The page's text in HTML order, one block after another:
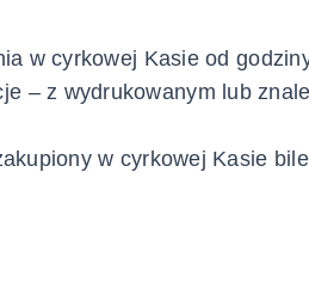
w cyrkowej Kasie od
– z wydrukowanym lub
w cyrkowej Kasie